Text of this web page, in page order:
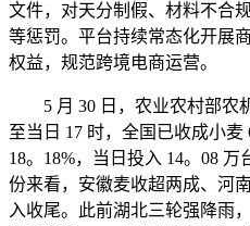
文件，对天分制假、材料不合
等惩罚。平台持续常态化开展
权益，规范跨境电商运营。
5 月 30 日，农业农村部农
至当日 17 时，全国已收成小
18。18%，当日投入 14。08
份来看，安徽麦收超两成、河
入收尾。此前湖北三轮强降雨